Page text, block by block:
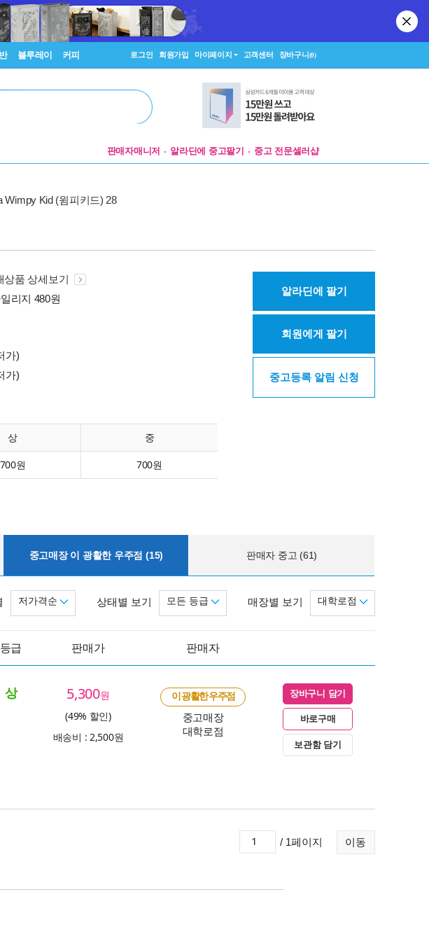
블루레이 커피 로그인 회원가입 마이페이지 고객센터 장바구니(0)
판매자매니저 알라딘에 중고팔기 중고 전문셀러샵
Wimpy Kid (윔피키드) 28
상품 상세보기
리지 480원
가)
가)
상 중
700원 700원
알라딘에 팔기
회원에게 팔기
중고등록 알림 신청
중고매장 이 광활한 우주점 (15) 판매자 중고 (61)
매장별 보기 대학로점
상태별 보기 모든 등급
저가격순
등급 판매가 판매자
상 5,300원
(49% 할인)
배송비 : 2,500원
이 광활한 우주점
중고매장
대학로점
장바구니 담기
바로구매
보관함 담기
이동
/ 1페이지